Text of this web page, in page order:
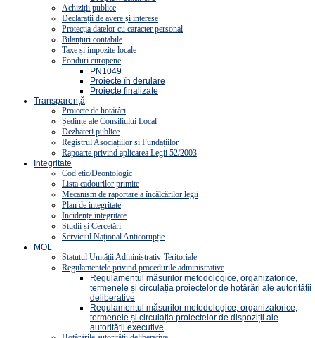
Achiziții publice
Declarații de avere și interese
Protecția datelor cu caracter personal
Bilanțuri contabile
Taxe și impozite locale
Fonduri europene
PN1049
Proiecte în derulare
Proiecte finalizate
Transparență
Proiecte de hotărâri
Ședințe ale Consiliului Local
Dezbateri publice
Registrul Asociațiilor și Fundațiilor
Rapoarte privind aplicarea Legii 52/2003
Integritate
Cod etic/Deontologic
Lista cadourilor primite
Mecanism de raportare a încălcărilor legii
Plan de integritate
Incidențe integritate
Studii și Cercetări
Serviciul Național Anticorupție
MOL
Statutul Unității Administrativ-Teritoriale
Regulamentele privind procedurile administrative
Regulamentul măsurilor metodologice, organizatorice,
termenele și circulația proiectelor de hotărâri ale autorității
deliberative
Regulamentul măsurilor metodologice, organizatorice,
termenele și circulația proiectelor de dispoziții ale
autorității executive